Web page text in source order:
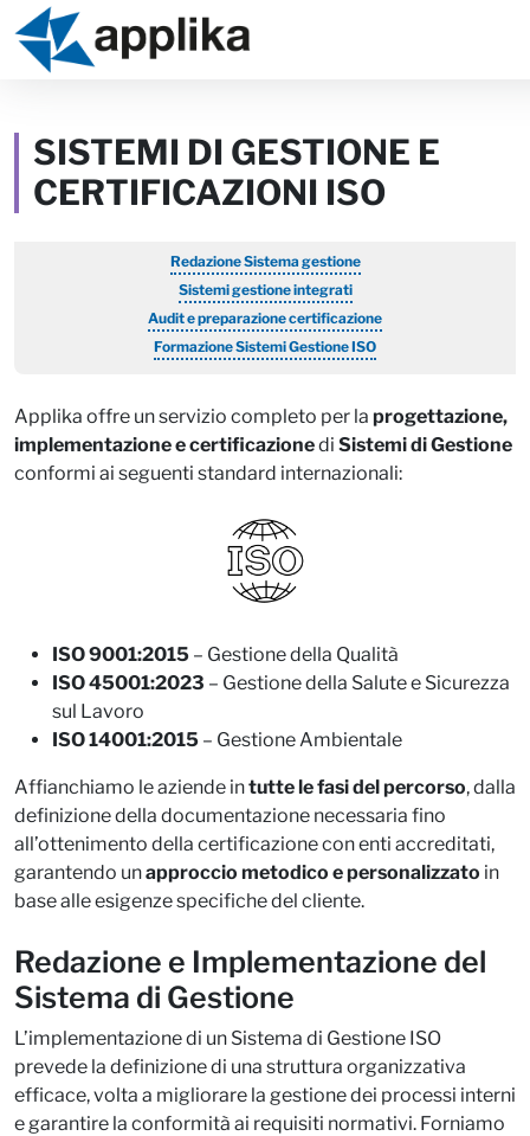
Skip to content
Skip to footer
SISTEMI DI GESTIONE E
CERTIFICAZIONI ISO
Redazione Sistema gestione
Sistemi gestione integrati
Audit e preparazione certificazione
Formazione Sistemi Gestione ISO
Applika offre un servizio completo per la progettazione,
implementazione e certificazionedi Sistemi di Gestione
conformi ai seguenti standard internazionali:
ISO 9001:2015 – Gestione della Qualità
ISO 45001:2023 – Gestione della Salute e Sicurezza
sul Lavoro
ISO 14001:2015 – Gestione Ambientale
Affianchiamo le aziende intutte le fasi del percorso, dalla
definizione della documentazione necessaria fino
all’ottenimento della certificazione con enti accreditati,
garantendo unapproccio metodico e personalizzato in
base alle esigenze specifiche del cliente.​
Redazione e Implementazione del
Sistema di Gestione
L’implementazione di un Sistema di Gestione ISO
prevede la definizione di una struttura organizzativa
efficace, volta a migliorare la gestione dei processi interni
e garantire la conformità ai requisiti normativi. Forniamo